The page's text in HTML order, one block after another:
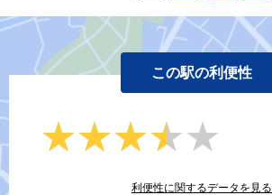
この駅の利便性
★★★★★
★★★★★
利便性に関するデータを見る